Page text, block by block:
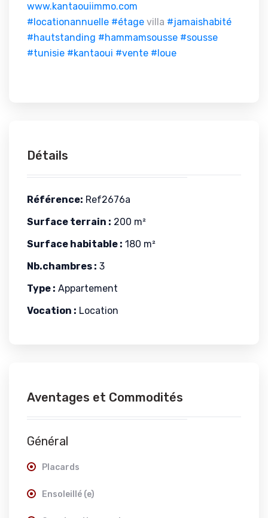
www.kantaouiimmo.com
#locationannuelle #étage villa #jamaishabité
#hautstanding #hammamsousse #sousse
#tunisie #kantaoui #vente #loue
Détails
Référence: Ref2676a
Surface terrain : 200 m²
Surface habitable : 180 m²
Nb.chambres : 3
Type : Appartement
Vocation : Location
Aventages et Commodités
Général
Placards
Ensoleillé (e)